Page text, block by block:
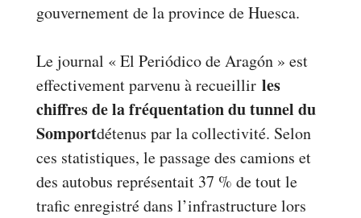
gouvernement de la province de Huesca.
Le journal « El Periódico de Aragón » est
effectivement parvenu à recueillir les
chiffres de la fréquentation du tunnel du
Somportdétenus par la collectivité. Selon
ces statistiques, le passage des camions et
des autobus représentait 37 % de tout le
trafic enregistré dans l’infrastructure lors